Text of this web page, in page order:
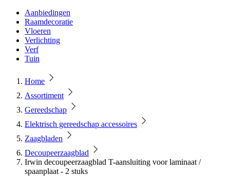
Aanbiedingen
Raamdecoratie
Vloeren
Verlichting
Verf
Tuin
Home
Assortiment
Gereedschap
Elektrisch gereedschap accessoires
Zaagbladen
Decoupeerzaagblad
Irwin decoupeerzaagblad T-aansluiting voor laminaat /
spaanplaat - 2 stuks